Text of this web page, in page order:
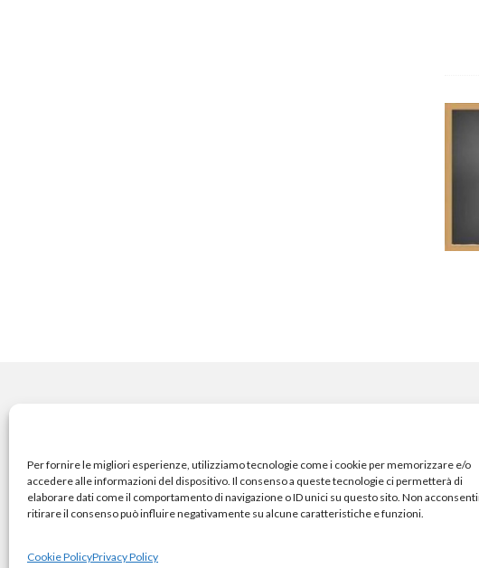
Per fornire le migliori esperienze, utilizziamo tecnologie come i cookie per memorizzare e/o
accedere alle informazioni del dispositivo. Il consenso a queste tecnologie ci permetterà di
elaborare dati come il comportamento di navigazione o ID unici su questo sito. Non
ritirare il consenso può influire negativamente su alcune caratteristiche e funzioni.
Cookie PolicyPrivacy Policy
© TheArchitecturalPost 2024